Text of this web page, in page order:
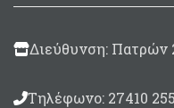
Διεύθυνση: Πατρών
Τηλέφωνο: 27410